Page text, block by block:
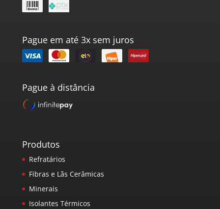
Pague em até 3x sem juros
Pague à distância
Produtos
Refratários
Fibras e Lãs Cerâmicas
Minerais
Isolantes Térmicos